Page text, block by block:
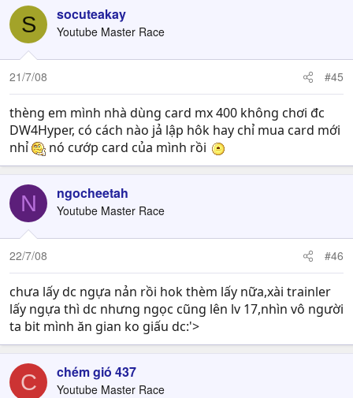
S socuteakay
Youtube Master Race
21/7/08 #45
thèng em mình nhà dùng card mx 400 không chơi đc
DW4Hyper, có cách nào jả lập hôk hay chỉ mua card mới
nhỉ
nó cướp card của mình rồi
N ngocheetah
Youtube Master Race
22/7/08 #46
chưa lấy dc ngựa nản rồi hok thèm lấy nữa,xài trainler
lấy ngựa thì dc nhưng ngọc cũng lên lv 17,nhìn vô người
ta bit mình ăn gian ko giấu dc:'>
C chém gió 437
Youtube Master Race